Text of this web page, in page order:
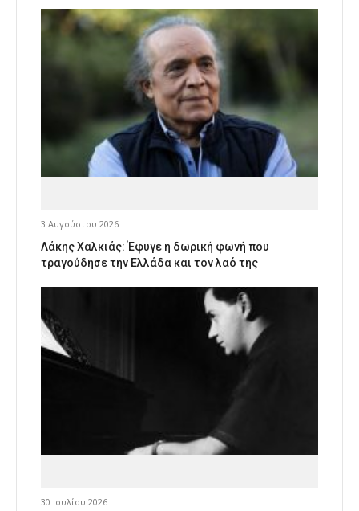
3 Αυγούστου 2026
Λάκης Χαλκιάς: Έφυγε η δωρική φωνή που
τραγούδησε την Ελλάδα και τον λαό της
30 Ιουλίου 2026